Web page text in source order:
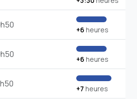
+6 heures
+6 heures
+7 heures